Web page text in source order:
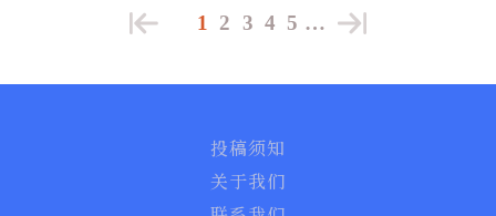
1 2 3 4 5 …
投稿须知
关于我们